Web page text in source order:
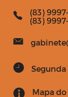
(83)
(83)
Segunda
Mapa